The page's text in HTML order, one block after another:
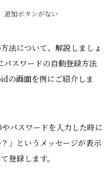
加ボタンがない
法について、解説しましょ
スワードの自動登録方法
の画面を例にご紹介しま
パスワードを入力した時に
」というメッセージが表示
登録します。